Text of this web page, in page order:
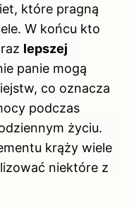
które pragną
W końcu kto
lepszej
panie mogą
co oznacza
podczas
życiu.
krąży wiele
niektóre z